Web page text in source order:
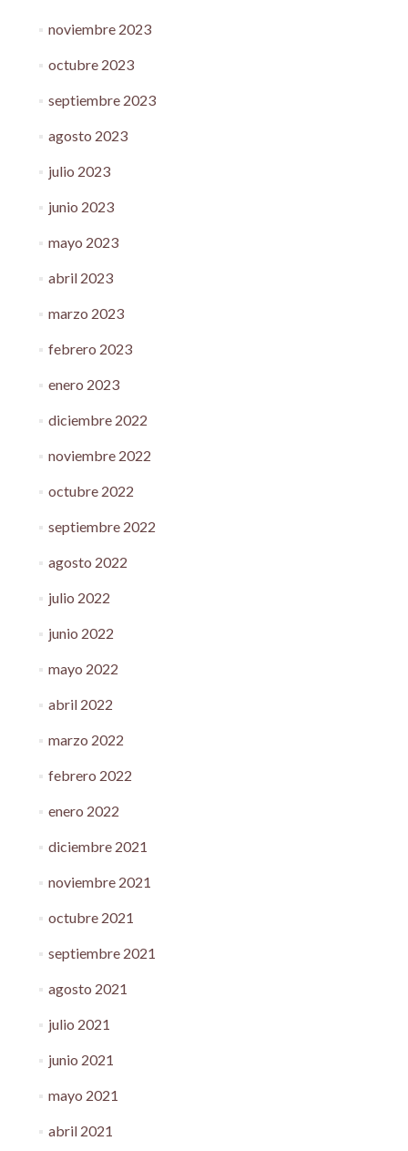
noviembre 2023
octubre 2023
septiembre 2023
agosto 2023
julio 2023
junio 2023
mayo 2023
abril 2023
marzo 2023
febrero 2023
enero 2023
diciembre 2022
noviembre 2022
octubre 2022
septiembre 2022
agosto 2022
julio 2022
junio 2022
mayo 2022
abril 2022
marzo 2022
febrero 2022
enero 2022
diciembre 2021
noviembre 2021
octubre 2021
septiembre 2021
agosto 2021
julio 2021
junio 2021
mayo 2021
abril 2021